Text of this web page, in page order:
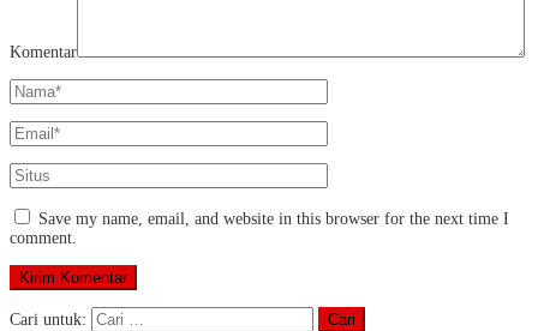
Komentar
Save my name, email, and website in this browser for the next time I
comment.
Cari untuk: